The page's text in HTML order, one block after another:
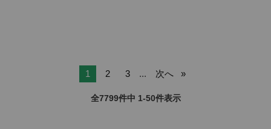
1 2 3 ... 次へ
全7799件中 1-50件表示